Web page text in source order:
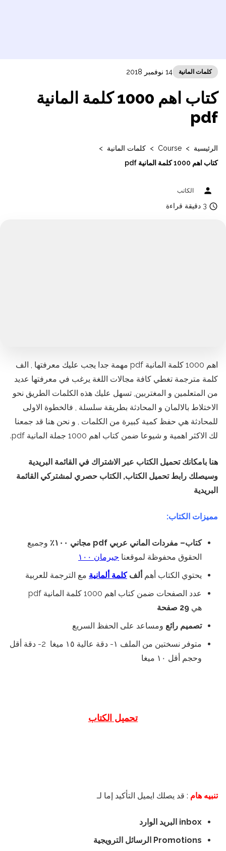
كلمات المانية 14 نوفمبر 2018
كتاب اهم 1000 كلمة المانية
pdf
الرئيسية >
Course
> كلمات المانية
>
كتاب اهم 1000 كلمة المانية pdf
person الكاتب
access_time 3 دقيقة قراءة
اهم 1000 كلمة المانية pdf مهمة جدا يجب عليك معرفتها , الف
كلمة مترجمة تغطي كافة مجالات اللغة يرغب في معرفتها عديد
من المتعلمين و المغتربين, تسهل عليك هذه الكلمات الطريق نحو
الاختلاط بالالمان و المحادثة بطريقة سلسلة , فالخطوة الاولى
للمحادثة هي حفظ كمية كبيرة من الكلمات , و نحن هنا قد جمعنا
لك الاكثر اهمية و شيوعا ضمن كتاب اهم 1000 جملة المانية pdf.
هنا بامكانك تحميل الكتاب عبر الاشتراك في القائمة البريدية
وسيصلك رابط تحميل الكتاب, الكتاب حصري لمشتركي القائمة
البريدية
مميزات الكتاب:
كتاب– مفردات الماني عربي pdf مجاني ١٠٠٪
وجميع
الحقوق محفوظة لموقعنا جيرمان ١٠٠
يحتوي الكتاب أهم ألفكلمة ألمانية مع الترجمة للعربية
عدد الصفحات ضمن كتاب اهم 1000 كلمة المانية pdf
هي 29 صفحة
تصميم رائع ومساعد على الحفظ السريع
متوفر نسختين من الملف ١- دقة عالية ١٥ ميغا 2- دقة أقل
وحجم أقل ١٠ ميغا
تحميل الكتاب
تنبيه هام : قد يصلك ايميل التأكيد إما لـ
inbox البريد الوارد
Promotions الرسائل الترويجية